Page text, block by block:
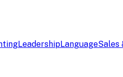
LeadershipLanguageSales